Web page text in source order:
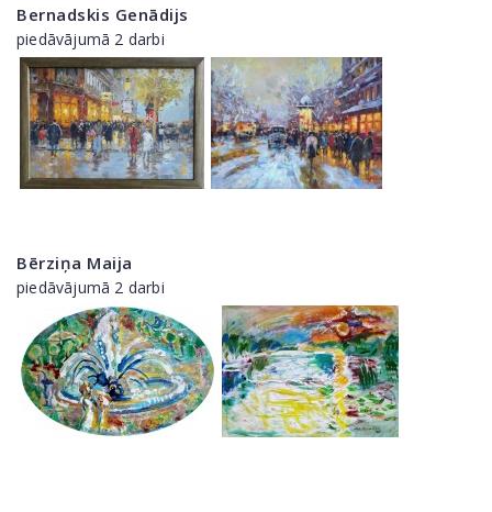
Bernadskis Genādijs
piedāvājumā 2 darbi
Bērziņa Maija
piedāvājumā 2 darbi